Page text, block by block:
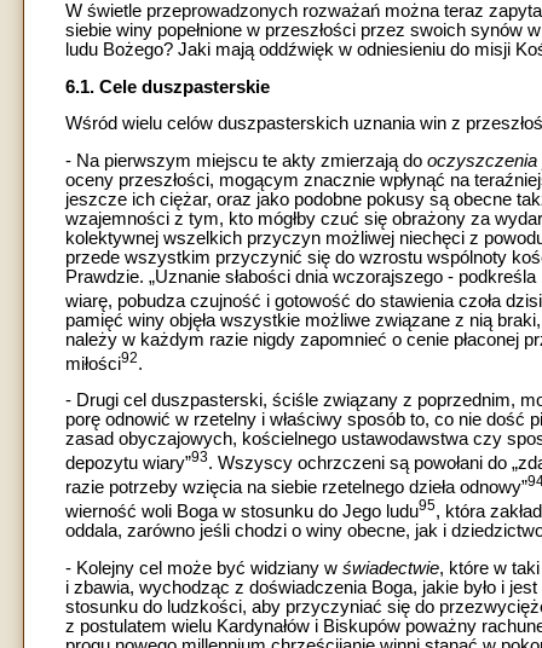
W świetle przeprowadzonych rozważań można teraz
siebie winy popełnione w przeszłości przez swoich
ludu Bożego? Jaki mają oddźwięk w odniesieniu do misji
6.1. Cele duszpasterskie
Wśród wielu celów duszpasterskich uznania win z
- Na pierwszym miejscu te akty zmierzają do oczyszczenia
oceny przeszłości, mogącym znacznie wpłynąć na
jeszcze ich ciężar, oraz jako podobne pokusy są obecne
wzajemności z tym, kto mógłby czuć się obrażony za
kolektywnej wszelkich przyczyn możliwej niechęci z
przede wszystkim przyczynić się do wzrostu wspólnoty
Prawdzie. „Uznanie słabości dnia wczorajszego -
wiarę, pobudza czujność i gotowość do stawienia czoła
pamięć winy objęła wszystkie możliwe związane z nią
należy w każdym razie nigdy zapomnieć o cenie płaconej
miłości92.
- Drugi cel duszpasterski, ściśle związany z poprzednim,
porę odnowić w rzetelny i właściwy sposób to, co nie dość
zasad obyczajowych, kościelnego ustawodawstwa czy
depozytu wiary”93. Wszyscy ochrzczeni są powołani do
razie potrzeby wzięcia na siebie rzetelnego dzieła odnowy”
wierność woli Boga w stosunku do Jego ludu95, która
oddala, zarówno jeśli chodzi o winy obecne, jak i
- Kolejny cel może być widziany w świadectwie, które w
i zbawia, wychodząc z doświadczenia Boga, jakie było i
stosunku do ludzkości, aby przyczyniać się do
z postulatem wielu Kardynałów i Biskupów poważny